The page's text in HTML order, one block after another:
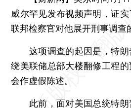
威尔罕见发布视频声明，证
联邦检察官对他展开刑事调查
这项调查的起因是，特朗
绕美联储总部大楼翻修工程
会作虚假陈述。
此前，面对美国总统特朗